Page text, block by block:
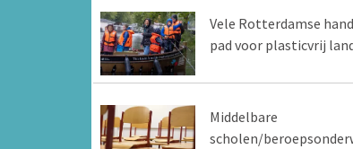
Vele Rotterdamse
pad voor plasticvrij
Middelbare
scholen/